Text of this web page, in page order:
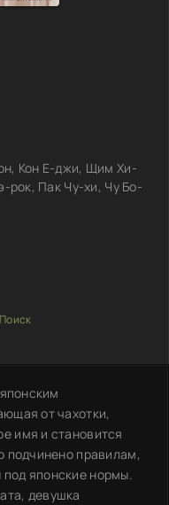
Кон Е-джи, Щим Хи-
рок, Пак Чу-хи, Чу Бо-
от чахотки,
имя и становится
подчинено правилам,
японские нормы.
девушка